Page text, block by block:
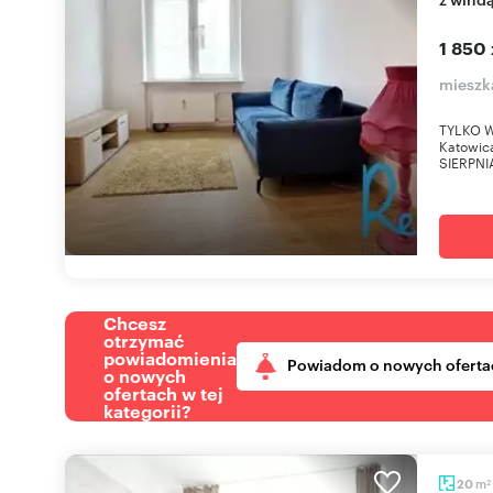
1 850
TYLKO
Chcesz
otrzymać
powiadomienia
o nowych
ofertach w tej
kategorii?
Powiadom o nowych
20 m2